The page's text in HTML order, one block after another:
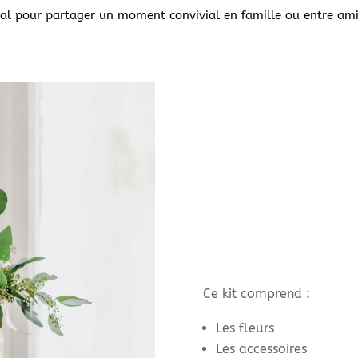
pour partager un moment convivial en famille ou entre
Ce kit comprend :
Les fleurs
Les accessoires